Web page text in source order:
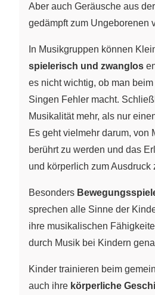
Aber auch Geräusche aus
gedämpft zum Ungeborenen
In Musikgruppen können
spielerisch und zwanglos
es nicht wichtig, ob man
Singen Fehler macht.
Musikalität mehr, als nur
Es geht vielmehr darum, von
berührt zu werden und das
und körperlich zum Ausdruck
Besonders
sprechen alle Sinne der
ihre musikalischen
durch Musik bei Kindern
Kinder trainieren beim
auch ihre körperliche